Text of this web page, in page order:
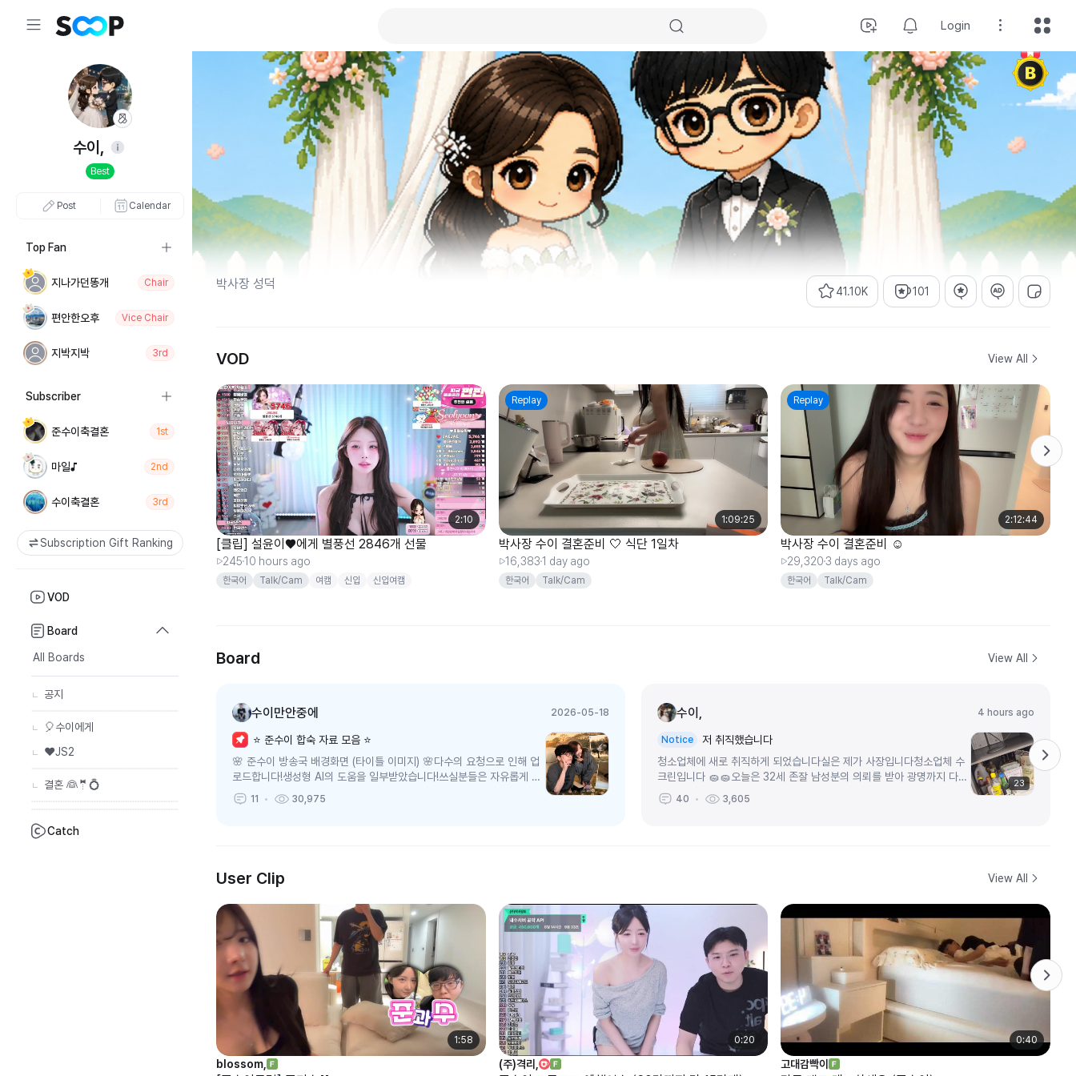
Login
수이,
Best
Post Calendar
Top Fan
지나가던똥개 Chair
편안한오후 Vice Chair
지박지박 3rd
Subscriber
준수이축결혼 1st
마일♪ 2nd
수이축결혼 3rd
Subscription Gift Ranking
VOD
Board
All Boards
공지
🎈수이에게
❤️JS2
결혼 👰🤵💍
Catch
박사장 성덕 41.10K 101
VOD View All
2:10
[클립] 설윤이♥에게 별풍선 2846개 선물
24510 hours ago
한국어 Talk/Cam 여캠 신입 신입여캠
Replay
1:09:25
박사장 수이 결혼준비 🤍 식단 1일차
16,3831 day ago
한국어 Talk/Cam
Replay
2:12:44
박사장 수이 결혼준비 ☺️
29,3203 days ago
한국어 Talk/Cam
Board View All
수이만안중에 2026-05-18
⭐ 준수이 합숙 자료 모음 ⭐
🌸 준수이 방송국 배경화면 (타이틀 이미지) 🌸다수의 요청으로 인해 업
로드합니다!생성형 AI의 도움을 일부받았습니다!쓰실분들은 자유롭게 쓰
셔도 됩니다~📋준수이 합숙 시트지📋...
11 30,975
수이, 4 hours ago
Notice
저 취직했습니다
청소업체에 새로 취직하게 되었습니다실은 제가 사장입니다청소업체 수
크린입니다 🧽🧽오늘은 32세 존잘 남성분의 의뢰를 받아 광명까지 다녀
왔는데요 !😅먼저 주방입니다 😋세달 정도...
40 3,605
23
User Clip View All
1:58
blossom,
0:20
(주)격리,
0:40
고대감빡이